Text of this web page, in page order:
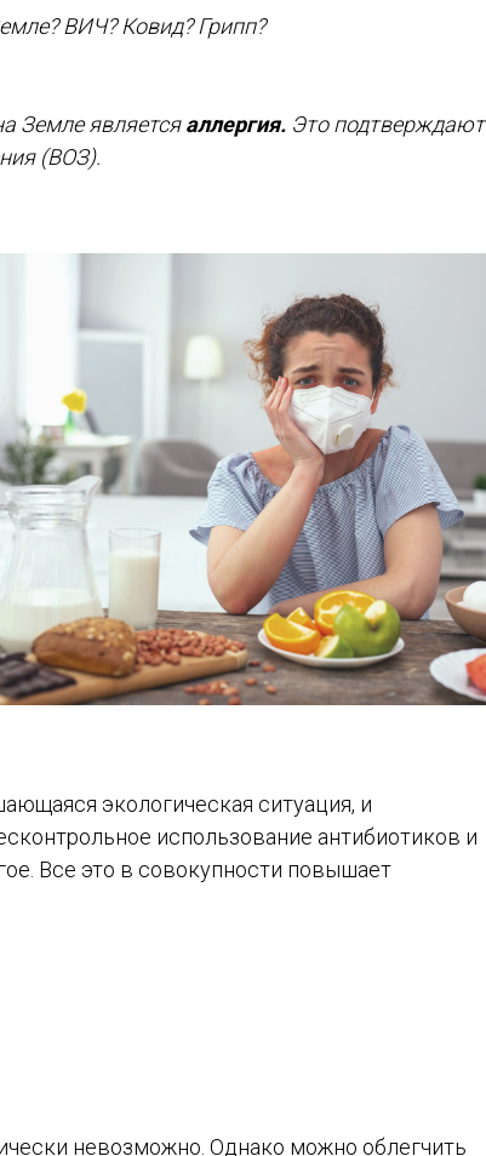
ВИЧ? Ковид? Грипп?
Земле являетсяаллергия. Это подтверждают
(ВОЗ).
экологическая ситуация, и
использование антибиотиков и
Все это в совокупности повышает
невозможно. Однако можно облегчить